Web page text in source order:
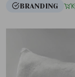
BRANDING